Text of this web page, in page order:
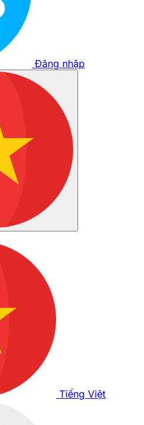
Đăng nhập
Tiếng Việt